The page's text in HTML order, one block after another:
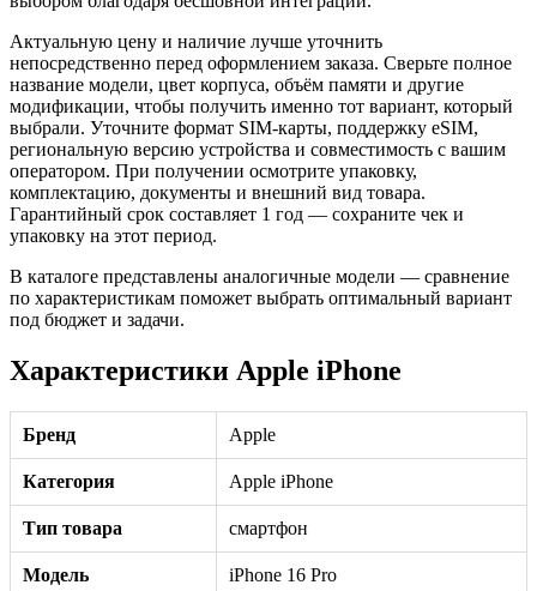
Актуальную цену и наличие лучше уточнить
непосредственно перед оформлением заказа. Сверьте полное
название модели, цвет корпуса, объём памяти и другие
модификации, чтобы получить именно тот вариант, который
выбрали. Уточните формат SIM-карты, поддержку eSIM,
региональную версию устройства и совместимость с вашим
оператором. При получении осмотрите упаковку,
комплектацию, документы и внешний вид товара.
Гарантийный срок составляет 1 год — сохраните чек и
упаковку на этот период.
В каталоге представлены аналогичные модели — сравнение
по характеристикам поможет выбрать оптимальный вариант
под бюджет и задачи.
Характеристики Apple iPhone
Бренд Apple
Категория Apple iPhone
Тип товара смартфон
Модель iPhone 16 Pro